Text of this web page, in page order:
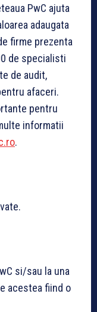
PwC ajuta
adaugata
firme prezenta
de specialisti
de audit,
afaceri.
pentru
informatii
.
si/sau la una
acestea fiind o